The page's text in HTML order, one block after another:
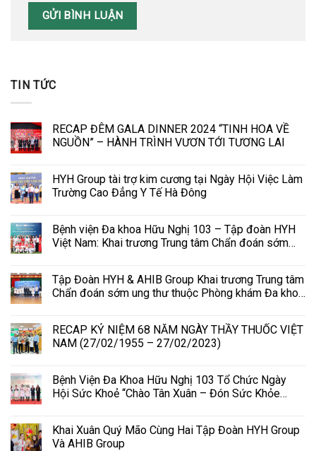
TIN TỨC
RECAP ĐÊM GALA DINNER 2024 “TINH HOA VỀ
NGUỒN” – HÀNH TRÌNH VƯƠN TỚI TƯƠNG LAI
HYH Group tài trợ kim cương tại Ngày Hội Việc Làm
Trường Cao Đẳng Y Tế Hà Đông
Bệnh viện Đa khoa Hữu Nghị 103 – Tập đoàn HYH
Việt Nam: Khai trương Trung tâm Chẩn đoán sớm
Tập Đoàn HYH & AHIB Group Khai trương Trung tâm
Chẩn đoán sớm ung thư thuộc Phòng khám Đa khoa
RECAP KỶ NIỆM 68 NĂM NGÀY THẦY THUỐC VIỆT
NAM (27/02/1955 – 27/02/2023)
Bệnh Viện Đa Khoa Hữu Nghị 103 Tổ Chức Ngày
Hội Sức Khoẻ “Chào Tân Xuân – Đón Sức Khỏe
Khai Xuân Quý Mão Cùng Hai Tập Đoàn HYH Group
Và AHIB Group